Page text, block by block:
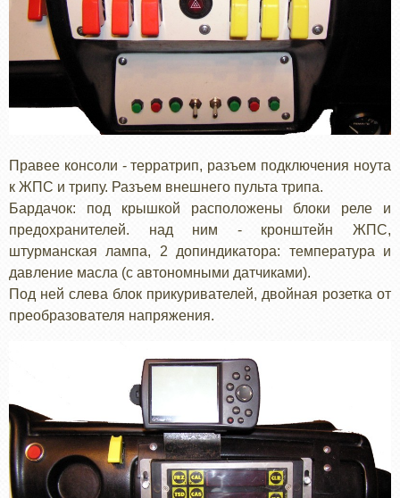
Правее консоли - терратрип, разъем подключения ноута
к ЖПС и трипу. Разъем внешнего пульта трипа.
Бардачок: под крышкой расположены блоки реле и
предохранителей. над ним - кронштейн ЖПС,
штурманская лампа, 2 допиндикатора: температура и
давление масла (с автономными датчиками).
Под ней слева блок прикуривателей, двойная розетка от
преобразователя напряжения.